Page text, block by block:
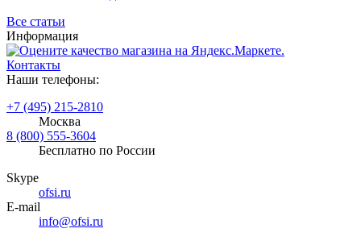
Все статьи
Информация
Контакты
Наши телефоны:
+7 (495) 215-2810
Москва
8 (800) 555-3604
Бесплатно по России
Skype
ofsi.ru
E-mail
info@ofsi.ru